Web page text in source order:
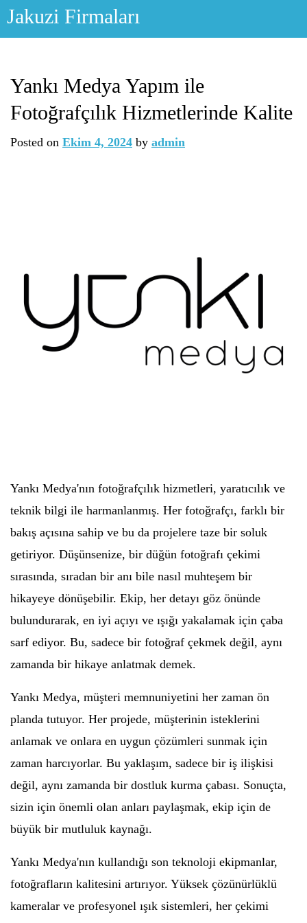
Skip
Jakuzi Firmaları
Yankı Medya Yapım ile
Fotoğrafçılık Hizmetlerinde Kalite
Posted on Ekim 4, 2024 by admin
Yankı Medya'nın fotoğrafçılık hizmetleri, yaratıcılık ve
teknik bilgi ile harmanlanmış. Her fotoğrafçı, farklı bir
bakış açısına sahip ve bu da projelere taze bir soluk
getiriyor. Düşünsenize, bir düğün fotoğrafı çekimi
sırasında, sıradan bir anı bile nasıl muhteşem bir
hikayeye dönüşebilir. Ekip, her detayı göz önünde
bulundurarak, en iyi açıyı ve ışığı yakalamak için çaba
sarf ediyor. Bu, sadece bir fotoğraf çekmek değil, aynı
zamanda bir hikaye anlatmak demek.
Yankı Medya, müşteri memnuniyetini her zaman ön
planda tutuyor. Her projede, müşterinin isteklerini
anlamak ve onlara en uygun çözümleri sunmak için
zaman harcıyorlar. Bu yaklaşım, sadece bir iş ilişkisi
değil, aynı zamanda bir dostluk kurma çabası. Sonuçta,
sizin için önemli olan anları paylaşmak, ekip için de
büyük bir mutluluk kaynağı.
Yankı Medya'nın kullandığı son teknoloji ekipmanlar,
fotoğrafların kalitesini artırıyor. Yüksek çözünürlüklü
kameralar ve profesyonel ışık sistemleri, her çekimi